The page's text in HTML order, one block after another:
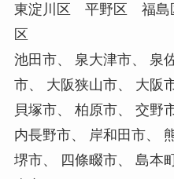
東淀川区 平野区 福
区
池田市、 泉大津市、 泉
市、 大阪狭山市、 大阪
貝塚市、 柏原市、 交野
内長野市、 岸和田市、
堺市、 四條畷市、 島本